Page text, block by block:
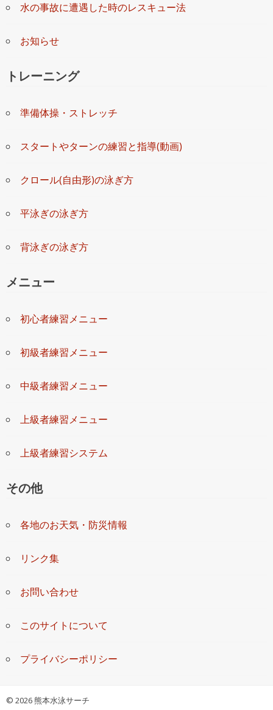
水の事故に遭遇した時のレスキュー法
お知らせ
トレーニング
準備体操・ストレッチ
スタートやターンの練習と指導(動画)
クロール(自由形)の泳ぎ方
平泳ぎの泳ぎ方
背泳ぎの泳ぎ方
メニュー
初心者練習メニュー
初級者練習メニュー
中級者練習メニュー
上級者練習メニュー
上級者練習システム
その他
各地のお天気・防災情報
リンク集
お問い合わせ
このサイトについて
プライバシーポリシー
© 2026 熊本水泳サーチ